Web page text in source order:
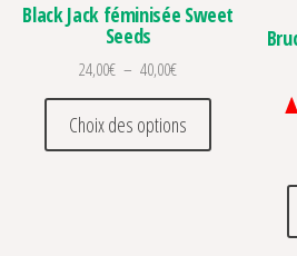
Black Jack féminisée Sweet
Seeds
24,00€ – 40,00€Plage de prix :
Choix des options
Ce produit